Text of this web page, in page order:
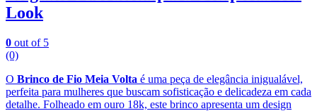
Look
0 out of 5
(0)
O Brinco de Fio Meia Volta é uma peça de elegância inigualável,
perfeita para mulheres que buscam sofisticação e delicadeza em cada
detalhe. Folheado em ouro 18k, este brinco apresenta um design